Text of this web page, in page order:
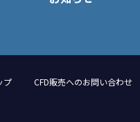
プ CFD販売へのお問い合わせ